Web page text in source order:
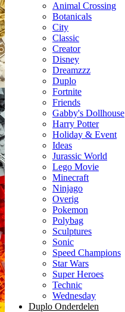
Animal Crossing
Botanicals
City
Classic
Creator
Disney
Dreamzzz
Duplo
Fortnite
Friends
Gabby's Dollhouse
Harry Potter
Holiday & Event
Ideas
Jurassic World
Lego Movie
Minecraft
Ninjago
Overig
Pokemon
Polybag
Sculptures
Sonic
Speed Champions
Star Wars
Super Heroes
Technic
Wednesday
Duplo Onderdelen